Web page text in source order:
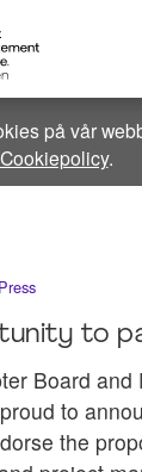
på vår
Cookiepolicy.
to
Board and
to
the